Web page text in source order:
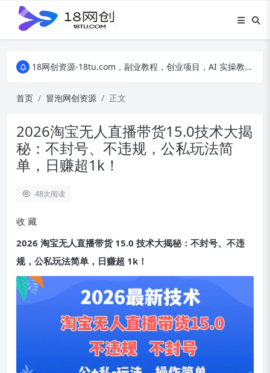
18网创资源-18tu.com，副业教程，创业项目，AI 实操教程，自媒体运营，电商干货，精品网盘资源，线上副业技巧，短视频创作教程
首页
冒泡网创资源 正文
2026淘宝无人直播带货15.0技术大揭
秘：不封号、不违规，公私玩法简
单，日赚超1k！
48次阅读
收 藏
2026 淘宝无人直播带货 15.0 技术大揭秘：不封号、不违
规，公私玩法简单，日赚超 1k！